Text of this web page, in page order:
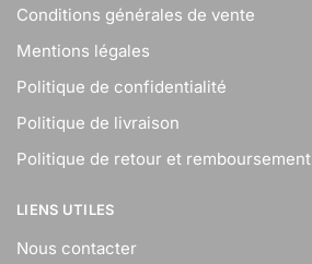
Conditions générales de vente
Mentions légales
Politique de confidentialité
Politique de livraison
Politique de retour et remboursement
LIENS UTILES
Nous contacter